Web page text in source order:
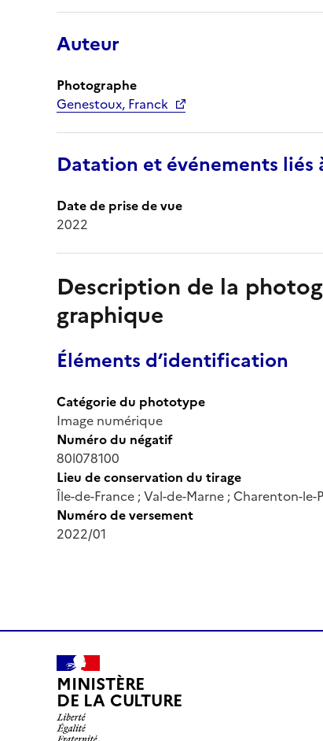
Auteur
Photographe
Genestoux, Franck
Datation et événements liés
Date de prise de vue
2022
Description de la
graphique
Éléments d’identification
Catégorie du phototype
Image numérique
Numéro du négatif
80l078100
Lieu de conservation du tirage
Île-de-France ; Val-de-Marne ; Charenton-
Numéro de versement
2022/01
MINISTÈRE
DE LA CULTURE